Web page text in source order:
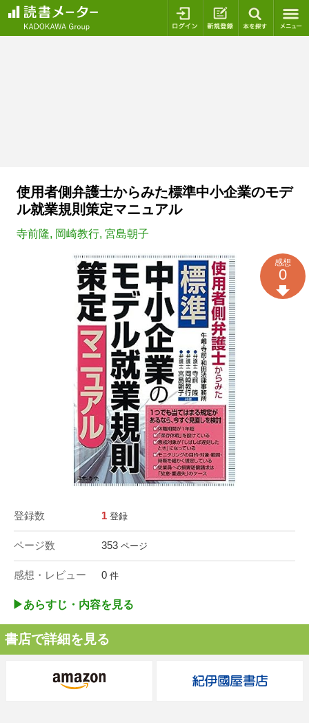
ログイン 新規登録
使用者側弁護士からみた標準中小企業のモデ
ル就業規則策定マニュアル
寺前隆, 岡崎教行, 宮島朝子
登録数 1 登録
ページ数 353 ページ
感想・レビュー 0 件
感想
0
▶︎あらすじ・内容を見る
書店で詳細を見る